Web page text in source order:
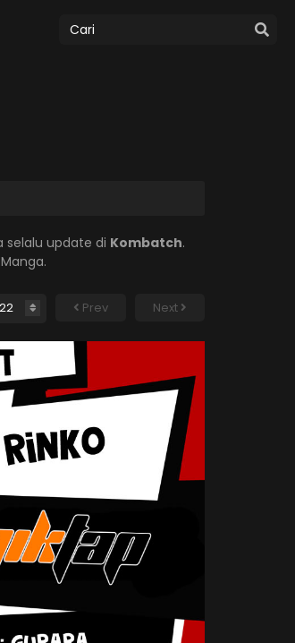
selalu update di Kombatch.
Prev Next